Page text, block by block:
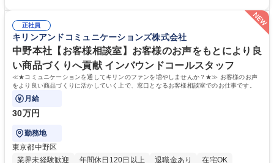
調査の対応および業務プロセスの改善活動 【業務内容の変更範囲】当社の
指定する業務 募集職種 横浜市【共済金支払事務】金融保険業界経験歓迎/
各種手当充実/転勤無
■チームワークを大切にし、素直に学べる方★外勤の保険営業から内勤事
務へのキャリアチェンジ希望者も大歓迎です！ 学歴・資格 学歴：大学院
大学 高専 短大 専修学校 高校 語学力： 資格：
正社員
キリンアンドコミュニケーションズ株式会社
中野本社【お客様相談室】お客様のお声をもとにより良
い商品づくりへ貢献 インバウンドコールスタッフ
≪★コミュニケーションを通してキリンのファンを増やしませんか？★≫ お客様のお声
をより良い商品づくりに活かしていく上で、窓口となるお客様相談室でのお仕事です。
月給
30万円
勤務地
東京都中野区
業界未経験歓迎
年間休日120日以上 退職金あり
在宅OK